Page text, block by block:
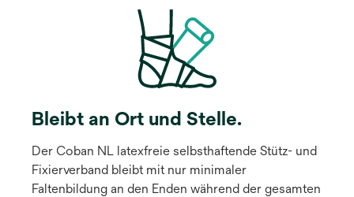
Bleibt an Ort und Stelle.
Der Coban NL latexfreie selbsthaftende Stütz- und
Fixierverband bleibt mit nur minimaler
Faltenbildung an den Enden während der gesamten